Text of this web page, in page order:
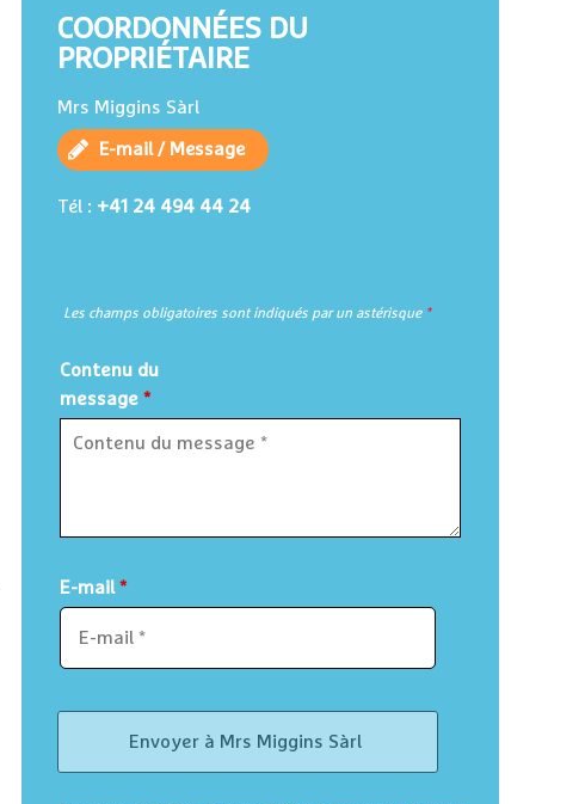
COORDONNÉES DU
PROPRIÉTAIRE
Mrs Miggins Sàrl
E-mail / Message
Tél : +41 24 494 44 24
Les champs obligatoires sont indiqués par un astérisque *
Contenu du
message *
E-mail*